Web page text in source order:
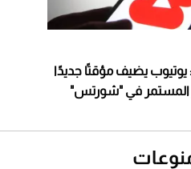
يوتيوب يضيف مؤقتًا جديدًا
المستمر في "شورتس"